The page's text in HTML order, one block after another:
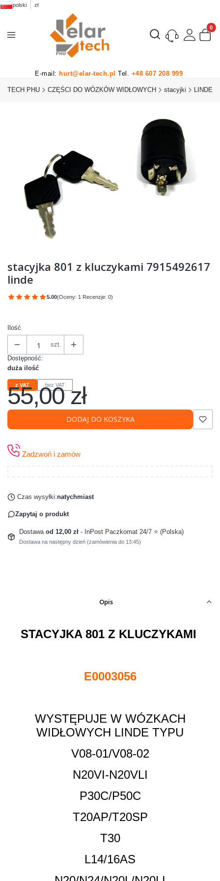
polski zł
Otwórz wyszukiwarkę
E-mail: hurt@elar-tech.pl Tel. +48 607 208 999
TECH PHU CZĘŚCI DO WÓZKÓW WIDŁOWYCH stacyjki LINDE
stacyjka 801 z kluczykami 7915492617
linde
5.00(Oceny: 1 Recenzje: 0)
Przejdź do sekcji Opinie
Ilość
szt.
Dostępność:
duża ilość
z VAT bez VAT
Cena
55,00 zł
DODAJ DO KOSZYKA
Zadzwoń i zamów
Czas wysyłki:natychmiast
Zapytaj o produkt
Dostawa od 12,00 zł - InPost Paczkomat 24/7 ⭐ (Polska)
Dostawa na następny dzień (zamówienia do 13:45)
Opis
STACYJKA 801 Z KLUCZYKAMI
E0003056
WYSTĘPUJE W WÓZKACH
WIDŁOWYCH LINDE TYPU
V08-01/V08-02
N20VI-N20VLI
P30C/P50C
T20AP/T20SP
T30
L14/16AS